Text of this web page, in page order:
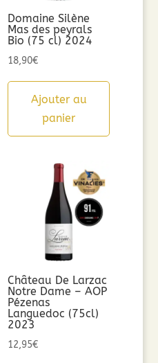
Domaine Silène
Mas des peyrals
Bio (75 cl) 2024
18,90€
Ajouter au
panier
Château De Larzac
Notre Dame – AOP
Pézenas
Languedoc (75cl)
2023
12,95€